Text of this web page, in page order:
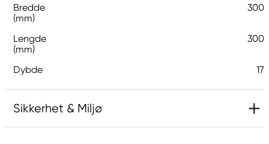
Bredde
(mm)
300
Lengde
(mm)
300
Dybde 17
Sikkerhet & Miljø